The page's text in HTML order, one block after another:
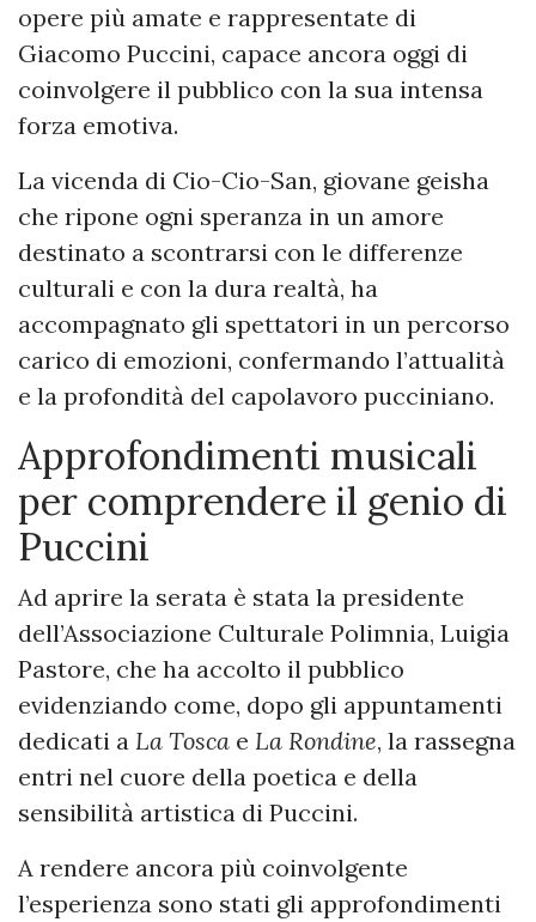
opere più amate e rappresentate di
Giacomo Puccini, capace ancora oggi di
coinvolgere il pubblico con la sua intensa
forza emotiva.
La vicenda di Cio-Cio-San, giovane geisha
che ripone ogni speranza in un amore
destinato a scontrarsi con le differenze
culturali e con la dura realtà, ha
accompagnato gli spettatori in un percorso
carico di emozioni, confermando l’attualità
e la profondità del capolavoro pucciniano.
Approfondimenti musicali
per comprendere il genio di
Puccini
Ad aprire la serata è stata la presidente
dell’Associazione Culturale Polimnia, Luigia
Pastore, che ha accolto il pubblico
evidenziando come, dopo gli appuntamenti
dedicati a La Tosca e La Rondine, la rassegna
entri nel cuore della poetica e della
sensibilità artistica di Puccini.
A rendere ancora più coinvolgente
l’esperienza sono stati gli approfondimenti